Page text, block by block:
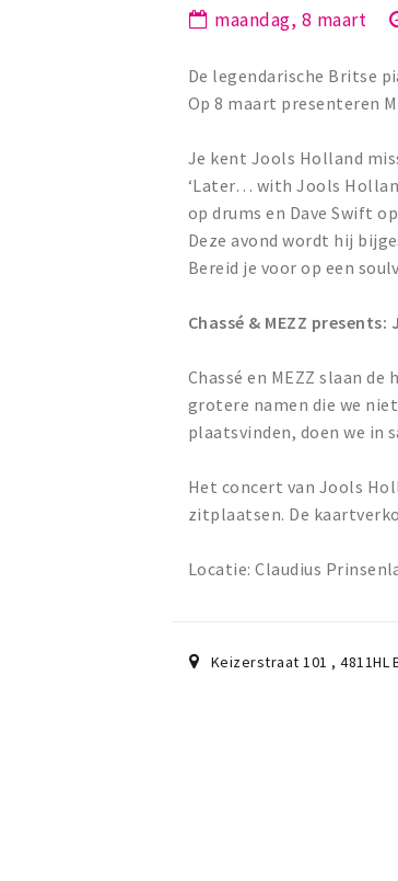
maandag, 8 maart
De legendarische Britse
Op 8 maart presenteren
Je kent Jools Holland
‘Later… with Jools
op drums en Dave Swift
Deze avond wordt hij
Bereid je voor op een
Chassé & MEZZ
Chassé en MEZZ slaan
grotere namen die we
plaatsvinden, doen we in
Het concert van Jools
zitplaatsen. De
Locatie: Claudius
Keizerstraat 101 ,4811HL